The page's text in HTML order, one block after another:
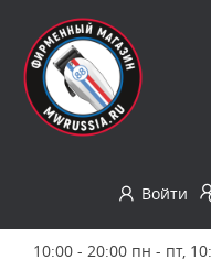
Войти
10:00 - 20:00 пн - пт,